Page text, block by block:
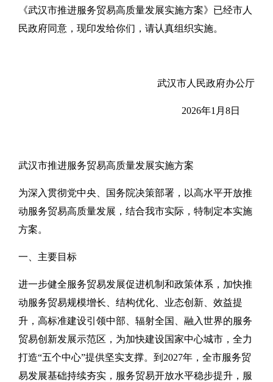
《武汉市推进服务贸易高质量发展实施方案》已经市人
民政府同意，现印发给你们，请认真组织实施。
武汉市人民政府办公厅
2026年1月8日
武汉市推进服务贸易高质量发展实施方案
为深入贯彻党中央、国务院决策部署，以高水平开放推
动服务贸易高质量发展，结合我市实际，特制定本实施
方案。
一、主要目标
进一步健全服务贸易发展促进机制和政策体系，加快推
动服务贸易规模增长、结构优化、业态创新、效益提
升，高标准建设引领中部、辐射全国、融入世界的服务
贸易创新发展示范区，为加快建设国家中心城市，全力
打造“五个中心”提供坚实支撑。到2027年，全市服务贸
易发展基础持续夯实，服务贸易开放水平稳步提升，服